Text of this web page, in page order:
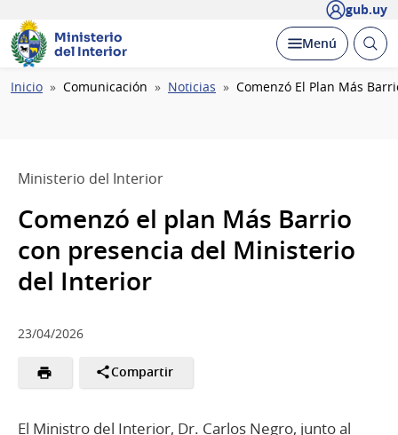
gub.uy
Ministerio
del Interior
Desplegar
Menú Abrir
Ruta
Inicio Comunicación Noticias Comenzó El Plan Más
Ministerio del Interior
Comenzó el plan Más Barrio
con presencia del Ministerio
del Interior
23/04/2026
Compartir
El Ministro del Interior, Dr. Carlos Negro, junto al